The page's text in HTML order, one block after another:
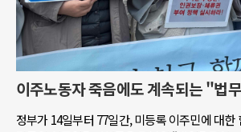
이주노동자 죽음에도 계속되는 "법
정부가 14일부터 77일간, 미등록 이주민에 대한